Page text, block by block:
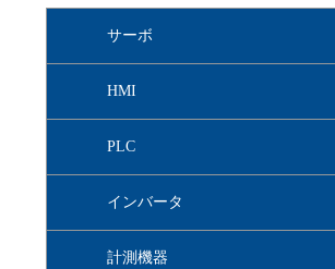
富士電機について
製品情報のト
株主・投資家情報
サステナビリティ
採用情報のト
お問い合わせの
サーボ
HMI
PLC
インバータ
計測機器